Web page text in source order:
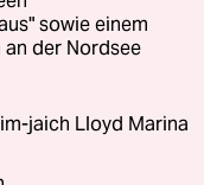
sowie einem
der Nordsee
jaich Lloyd Marina